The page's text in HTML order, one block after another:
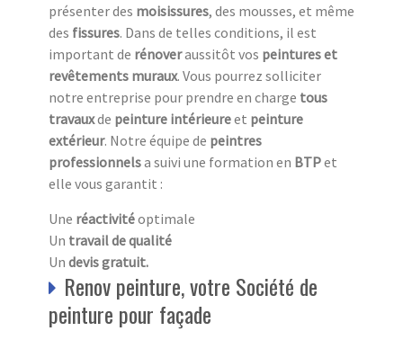
présenter des moisissures, des mousses, et même
des fissures. Dans de telles conditions, il est
important de rénoveraussitôt vos peintures et
revêtements muraux. Vous pourrez solliciter
notre entreprise pour prendre en charge tous
travauxde peinture intérieureet peinture
extérieur. Notre équipe de peintres
professionnelsa suivi une formation en BTPet
elle vous garantit :
Une réactivitéoptimale
Un travail de qualité
Un devis gratuit.
Renov peinture, votre Société de
peinture pour façade